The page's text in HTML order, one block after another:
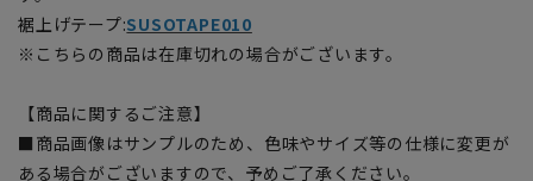
裾上げテープ:SUSOTAPE010
※こちらの商品は在庫切れの場合がございます。
【商品に関するご注意】
■商品画像はサンプルのため、色味やサイズ等の仕様に変更が
ある場合がございますので、予めご了承ください。